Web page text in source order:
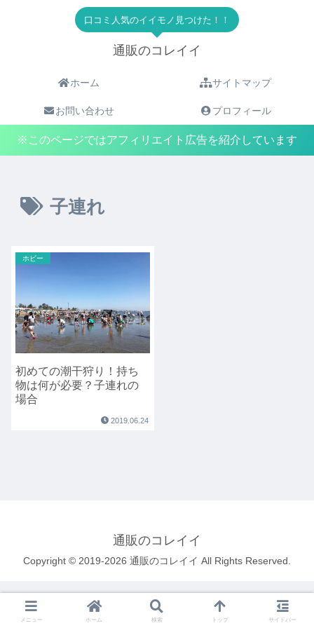
口コミ人気のイイモノ見つけた！！
通販のコレイイ
ホーム サイトマップ
お問い合わせ プロフィール
※このページではアフィリエイト広告を紹介しています
子連れ
ホビー
初めての潮干狩り！持ち
物は何が必要？子連れの
場合
2019.06.24
通販のコレイイ
Copyright © 2019-2026 通販のコレイイ All Rights Reserved.
メニュー ホーム 検索 トップ サイドバー